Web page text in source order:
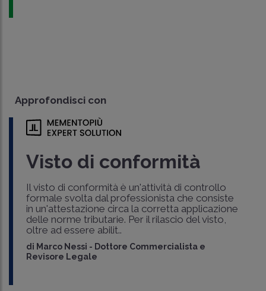
Approfondisci con
Visto di conformità
Il visto di conformità è un'attività di controllo
formale svolta dal professionista che consiste
in un'attestazione circa la corretta applicazione
delle norme tributarie. Per il rilascio del visto,
oltre ad essere abilit..
di Marco Nessi - Dottore Commercialista e
Revisore Legale